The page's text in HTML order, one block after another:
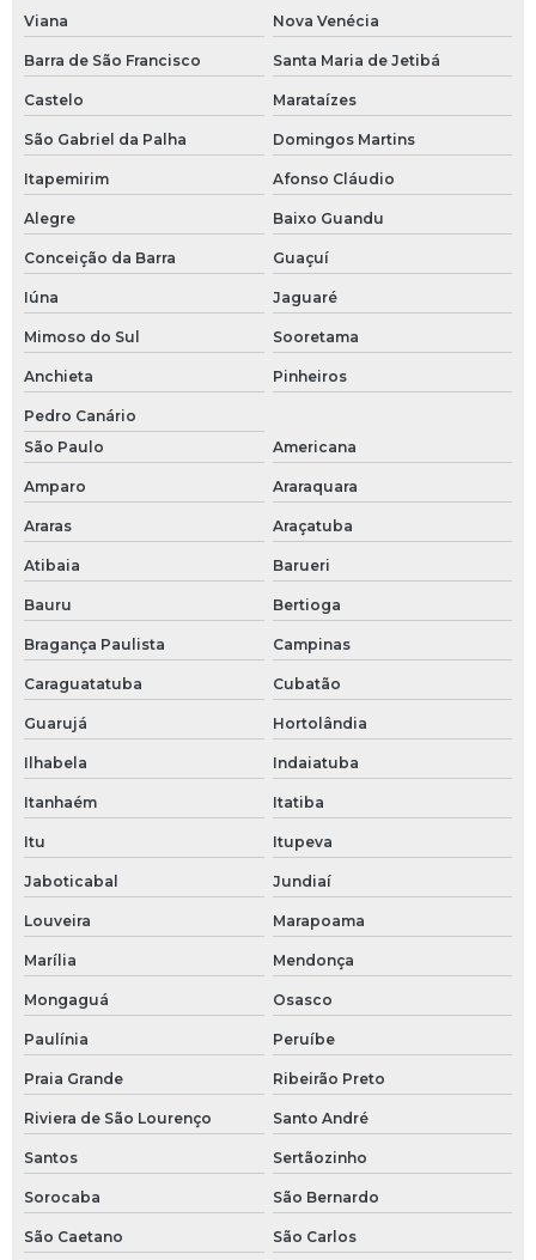
Conexões inox são paulo
Conexões roscadas em aço inox
Conexões sanitárias tri clamp
Conexões tri clamp
Conexões tubulares em aço inox
Cotovelo com rosca
Curva 45 graus
Curva 90 graus
Curva 90 graus 3 4
Distribuidor danfoss
Distribuidor danfoss são paulo
Eletroválvula
Engate rapido espigao
Engate rápido macho
Engates camlock
Engates rápidos hidráulicos
Espigão inox
Espigão para mangueira
Filtro y
Flange slip on
Flange so
Flange so inox
Flange so rf
Viana Nova Venécia
Barra de São Francisco Santa Maria de Jetibá
Castelo Marataízes
São Gabriel da Palha Domingos Martins
Itapemirim Afonso Cláudio
Alegre Baixo Guandu
Conceição da Barra Guaçuí
Iúna Jaguaré
Mimoso do Sul Sooretama
Anchieta Pinheiros
Pedro Canário
São Paulo
Americana
Amparo Araraquara
Araras Araçatuba
Atibaia Barueri
Bauru Bertioga
Bragança Paulista Campinas
Caraguatatuba Cubatão
Guarujá Hortolândia
Ilhabela Indaiatuba
Itanhaém Itatiba
Itu Itupeva
Jaboticabal Jundiaí
Louveira Marapoama
Marília Mendonça
Mongaguá Osasco
Paulínia Peruíbe
Praia Grande Ribeirão Preto
Riviera de São Lourenço Santo André
Santos Sertãozinho
Sorocaba São Bernardo
São Caetano São Carlos